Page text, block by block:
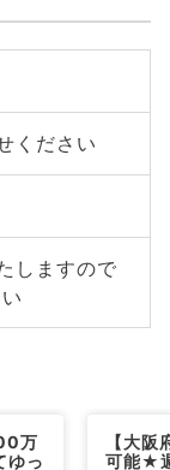
ください
しますので
万
ゆっ
【大
可能★